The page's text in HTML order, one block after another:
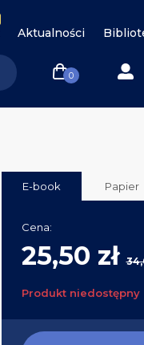
Aktualności
0
E-book Papier
Cena:
25,50 zł
Produkt niedostępny